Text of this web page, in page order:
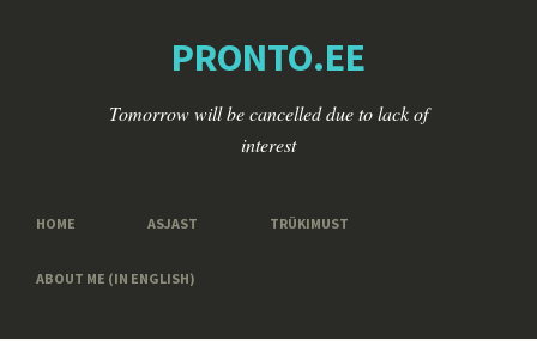
PRONTO.EE
Tomorrow will be cancelled due to lack of
interest
HOME ASJAST TRÜKIMUST
ABOUT ME (IN ENGLISH)